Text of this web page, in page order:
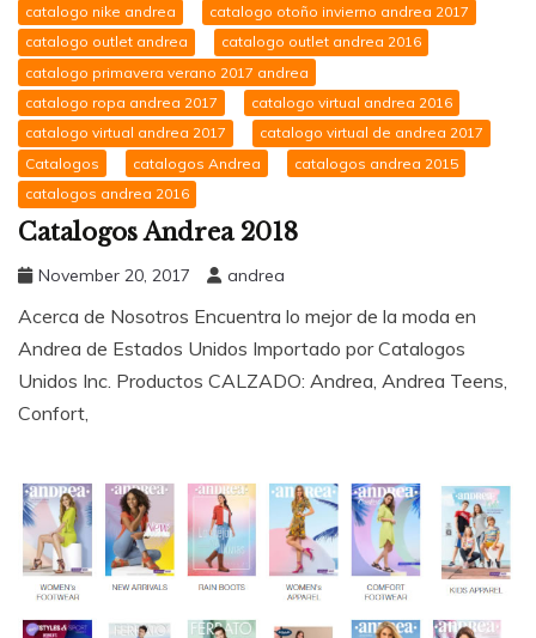
catalogo nike andrea
catalogo otoño invierno andrea 2017
catalogo outlet andrea
catalogo outlet andrea 2016
catalogo primavera verano 2017 andrea
catalogo ropa andrea 2017
catalogo virtual andrea 2016
catalogo virtual andrea 2017
catalogo virtual de andrea 2017
Catalogos
catalogos Andrea
catalogos andrea 2015
catalogos andrea 2016
Catalogos Andrea 2018
November 20, 2017 andrea
Acerca de Nosotros Encuentra lo mejor de la moda en
Andrea de Estados Unidos Importado por Catalogos
Unidos Inc. Productos CALZADO: Andrea, Andrea Teens,
Confort,